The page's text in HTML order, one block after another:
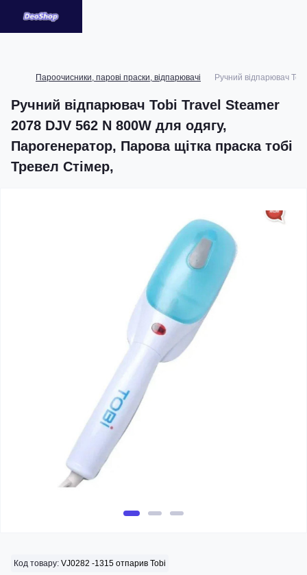
Пароочисники, парові праски, відпарювачі Ручний відпарювач
Ручний відпарювач Tobi Travel Steamer
2078 DJV 562 N 800W для одягу,
Парогенератор, Парова щітка праска тобі
Тревел Стімер,
Код товару: VJ0282 -1315 отпарив Tobi